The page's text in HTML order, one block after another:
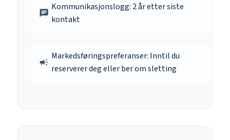
chat
Kommunikasjonslogg: 2 år etter siste
kontakt
campaign
Markedsføringspreferanser: Inntil du
reserverer deg eller ber om sletting